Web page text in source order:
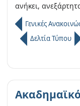
ανήκει,
Γενικές
Δελτία Τύπου